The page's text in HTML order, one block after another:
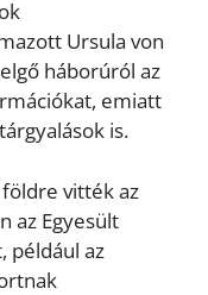
Ursula von
háborúról az
emiatt
is.
vitték az
az Egyesült
például az